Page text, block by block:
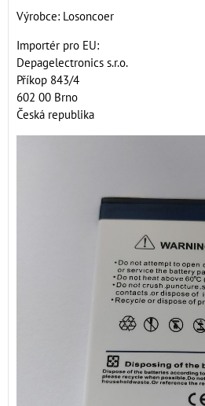
Výrobce: Losoncoer
Importér pro EU:
Depagelectronics s.r.o.
Příkop 843/4
602 00 Brno
Česká republika